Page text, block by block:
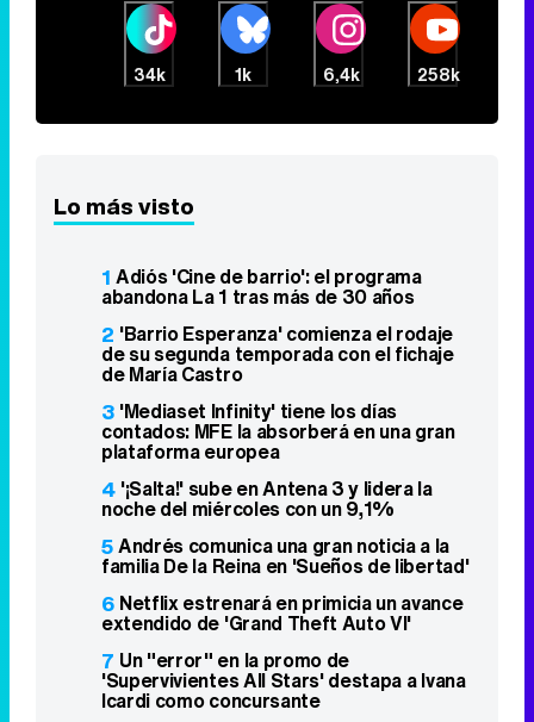
34k 1k 6,4k 258k
Lo más visto
1 Adiós 'Cine de barrio': el programa
abandona La 1 tras más de 30 años
2 'Barrio Esperanza' comienza el rodaje
de su segunda temporada con el fichaje
de María Castro
3 'Mediaset Infinity' tiene los días
contados: MFE la absorberá en una gran
plataforma europea
4 '¡Salta!' sube en Antena 3 y lidera la
noche del miércoles con un 9,1%
5Andrés comunica una gran noticia a la
familia De la Reina en 'Sueños de libertad'
6 Netflix estrenará en primicia un avance
extendido de 'Grand Theft Auto VI'
7 Un "error" en la promo de
'Supervivientes All Stars' destapa a Ivana
Icardi como concursante